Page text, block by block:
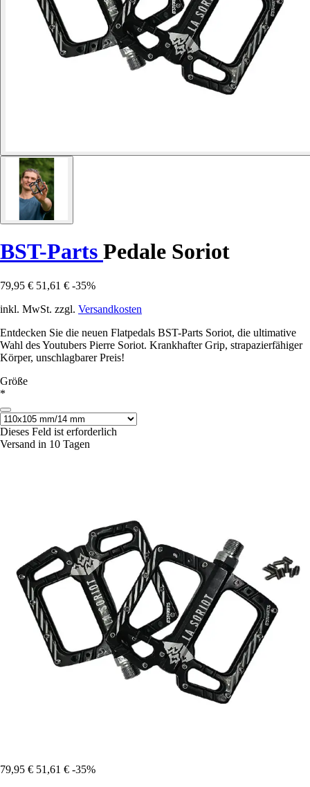
BST-Parts Pedale Soriot
79,95 € 51,61 € -35%
inkl. MwSt. zzgl. Versandkosten
Entdecken Sie die neuen Flatpedals BST-Parts Soriot, die ultimative
Wahl des Youtubers Pierre Soriot. Krankhafter Grip, strapazierfähiger
Körper, unschlagbarer Preis!
Größe
*
Dieses Feld ist erforderlich
Versand in 10 Tagen
79,95 € 51,61 € -35%